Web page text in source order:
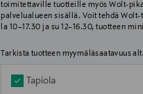
toimitettaville tuotteille myös Wolt-
palvelualueen sisällä. Voit tehdä
la 10–17.30 ja su 12–16.30, tuotteen
Tarkista tuotteen myymäläsaatavuus
Tapiola